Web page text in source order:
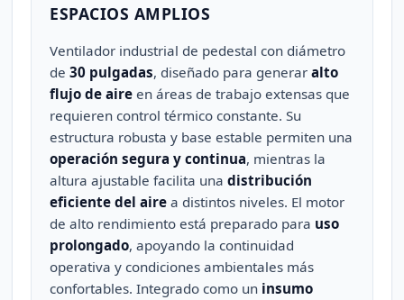
ESPACIOS AMPLIOS
Ventilador industrial de pedestal con diámetro
de30 pulgadas, diseñado para generaralto
flujo de aire en áreas de trabajo extensas que
requieren control térmico constante. Su
estructura robusta y base estable permiten una
operación segura y continua, mientras la
altura ajustable facilita unadistribución
eficiente del aire a distintos niveles. El motor
de alto rendimiento está preparado para uso
prolongado, apoyando la continuidad
operativa y condiciones ambientales más
confortables. Integrado como un insumo